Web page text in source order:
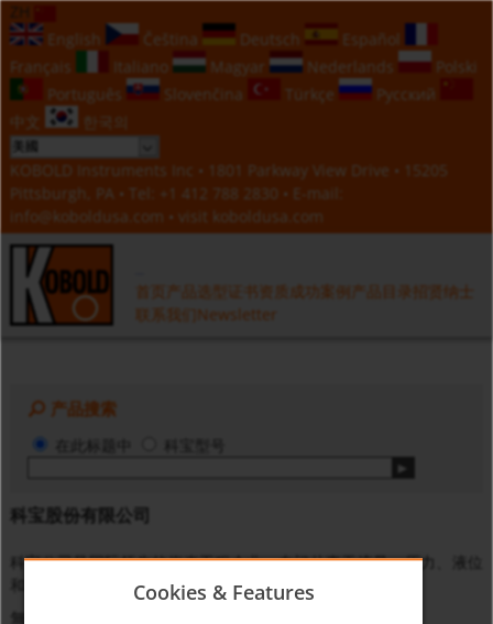
English
Čeština Deutsch
Español
Français
Italiano Magyar Nederlands
Polski
Português
Slovenčina Türkçe
Русский
中文
한국의
KOBOLD Instruments Inc • 1801 Parkway View Drive • 15205
Pittsburgh, PA • Tel:
+1 412 788 2830 • E-mail:
info@koboldusa.com • visit koboldusa.com
首页 产品选型 证书资质 成功案例 产品目录 招贤纳士
联系我们 Newsletter
产品搜索
在此标题中 科宝型号
科宝股份有限公司
科宝公司是国际领先的仪表工程企业，专门从事于流量、压力、液位
和温度等物理量的监控、测量与调节。
無匹配
Cookies & Features